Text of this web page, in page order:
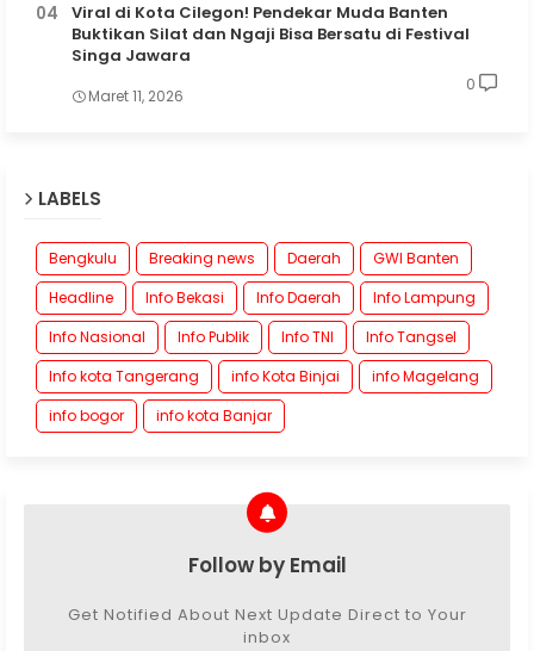
Viral di Kota Cilegon! Pendekar Muda Banten
Buktikan Silat dan Ngaji Bisa Bersatu di Festival
Singa Jawara
Maret 11, 2026
0
LABELS
Bengkulu Breaking news Daerah
GWI Banten
Headline
Info Bekasi Info Daerah
Info Lampung
Info Nasional
Info Publik Info TNI
Info Tangsel
Info kota Tangerang
info Kota Binjai
info Magelang
info bogor
info kota Banjar
Follow by Email
Get Notified About Next Update Direct to Your
inbox